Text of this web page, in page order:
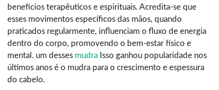
benefícios terapêuticos e espirituais. Acredita-se que
esses movimentos específicos das mãos, quando
praticados regularmente, influenciam o fluxo de energia
dentro do corpo, promovendo o bem-estar físico e
mental. um desses mudra Isso ganhou popularidade nos
últimos anos é o mudra para o crescimento e espessura
do cabelo.